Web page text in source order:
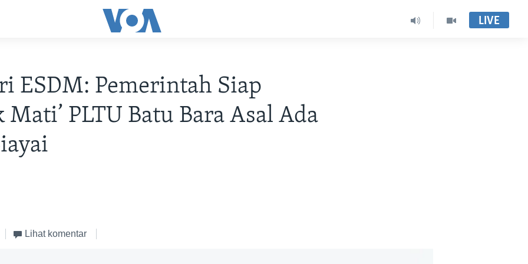
LIVE
ESDM: Pemerintah Siap
Mati’ PLTU Batu Bara Asal Ada
Lihat komentar